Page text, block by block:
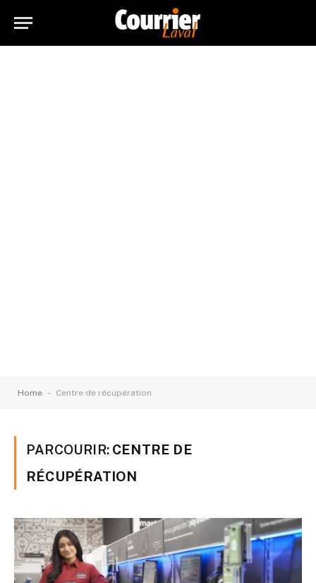
Home - Centre de récupération
PARCOURIR: CENTRE DE
RÉCUPÉRATION